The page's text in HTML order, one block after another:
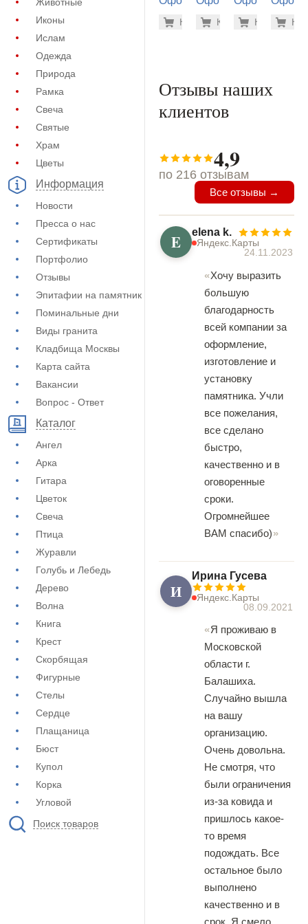
Иконы
Ислам
Одежда
Природа
Рамка
Свеча
Святые
Храм
Цветы
Информация
Новости
Пресса о нас
Сертификаты
Портфолио
Отзывы
Эпитафии на памятник
Поминальные дни
Виды гранита
Кладбища Москвы
Карта сайта
Вакансии
Вопрос - Ответ
Каталог
Ангел
Арка
Гитара
Цветок
Свеча
Птица
Журавли
Голубь и Лебедь
Дерево
Волна
Книга
Крест
Скорбящая
Фигурные
Стелы
Сердце
Плащаница
Бюст
Купол
Корка
Угловой
Поиск товаров
(71-440)
-7% 500 руб.
Купить(72-916)
-7%
Купить(73-504)
-
Купить(71-
Отзывы наших
клиентов
4,9
по 216 отзывам
Все отзывы →
E elena k.
Яндекс.Карты
24.11.2023
Хочу выразить
большую
благодарность
всей компании за
оформление,
изготовление и
установку
памятника. Учли
все пожелания,
все сделано
быстро,
качественно и в
оговоренные
сроки.
Огромнейшее
ВАМ спасибо)
И
Ирина Гусева
Яндекс.Карты
08.09.2021
Я проживаю в
Московской
области г.
Балашиха.
Случайно вышла
на вашу
организацию.
Очень довольна.
Не смотря, что
были ограничения
из-за ковида и
пришлось какое-
то время
подождать. Все
остальное было
выполнено
качественно и в
срок. Я смело